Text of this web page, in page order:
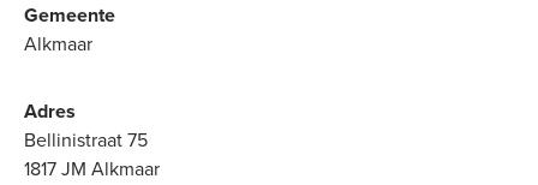
Gemeente
Alkmaar
Adres
Bellinistraat 75
1817 JM Alkmaar